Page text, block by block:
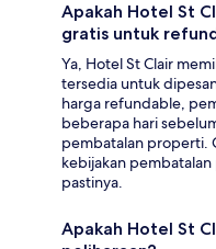
Apakah Hotel St
gratis untuk
Ya, Hotel St Clair
tersedia untuk
harga refundable,
beberapa hari
pembatalan properti.
kebijakan
pastinya.
Apakah Hotel St